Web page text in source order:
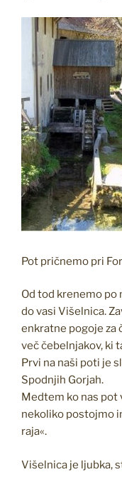
Pot pričnemo pri
Od tod krenemo po
do vasi Višelnica.
enkratne pogoje za
več čebelnjakov, ki
Prvi na naši poti je
Spodnjih Gorjah.
Medtem ko nas pot
nekoliko postojmo
raja«.
Višelnica je ljubka,